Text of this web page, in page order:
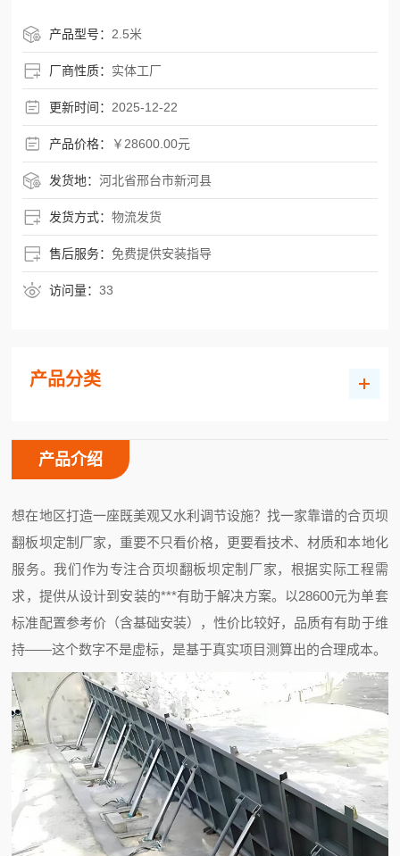
到安装的***有助于解决方案。以28600元为单套标准配置
参考价（含基础安装），性价比较好，品质有有助于维
持——这个数字不是虚标，
产品型号： 2.5米
厂商性质： 实体工厂
更新时间： 2025-12-22
产品价格： ￥28600.00元
发货地：河北省邢台市新河县
发货方式：物流发货
售后服务： 免费提供安装指导
访问量：33
产品分类
产品介绍
想在地区打造一座既美观又水利调节设施？找一家靠谱的合页坝
翻板坝定制厂家，重要不只看价格，更要看技术、材质和本地化
服务。我们作为专注合页坝翻板坝定制厂家，根据实际工程需
求，提供从设计到安装的***有助于解决方案。以28600元为单套
标准配置参考价（含基础安装），性价比较好，品质有有助于维
持——这个数字不是虚标，是基于真实项目测算出的合理成本。